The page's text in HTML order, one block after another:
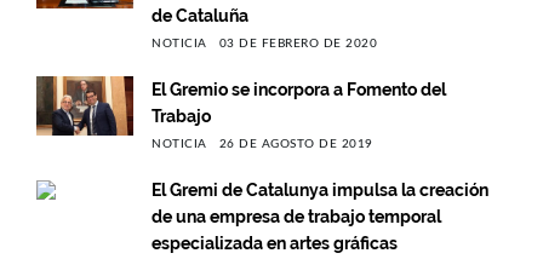
de Cataluña
NOTICIA 03 DE FEBRERO DE 2020
El Gremio se incorpora a Fomento del
Trabajo
NOTICIA 26 DE AGOSTO DE 2019
El Gremi de Catalunya impulsa la creación
de una empresa de trabajo temporal
especializada en artes gráficas